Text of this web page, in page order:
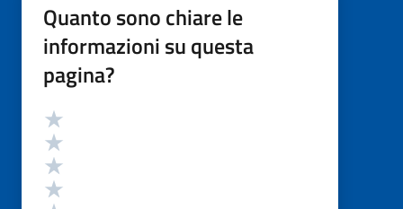
Quanto sono chiare le
informazioni su questa
pagina?
Valutazione